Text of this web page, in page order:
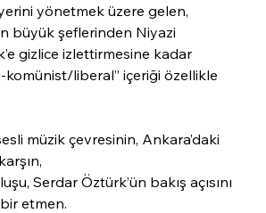
yönetmek üzere gelen,
büyük şeflerinden Niyazi
gizlice izlettirmesine kadar
komünist/liberal” içeriği özellikle
müzik çevresinin, Ankara’daki
Serdar Öztürk’ün bakış açısını
etmen.